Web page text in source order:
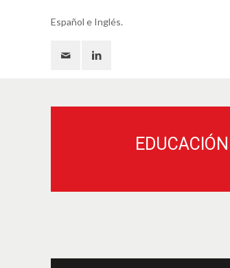
Español e Inglés.
EDUCACIÓN